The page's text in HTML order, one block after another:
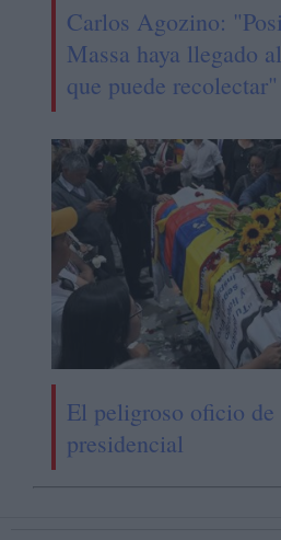
Carlos Agozino:
Massa haya llegado
que puede recolectar"
El peligroso oficio de
presidencial